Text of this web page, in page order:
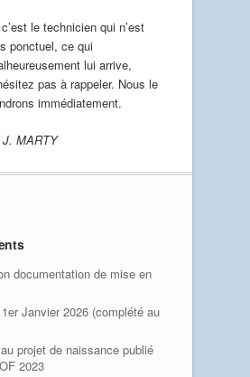
le technicien qui n’est
ponctuel, ce qui
lui arrive,
pas à rappeler. Nous le
immédiatement.
J. MARTY
documentation de mise en
Janvier 2026 (complété au
projet de naissance publié
2023